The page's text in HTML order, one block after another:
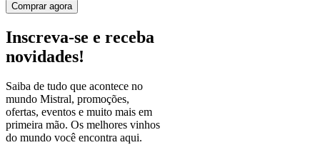
Comprar agora
Inscreva-se e receba
novidades!
Saiba de tudo que acontece no
mundo Mistral, promoções,
ofertas, eventos e muito mais em
primeira mão. Os melhores vinhos
do mundo você encontra aqui.